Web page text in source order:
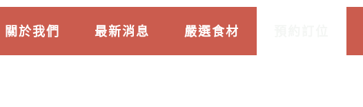
關於我們 最新消息 嚴選食材